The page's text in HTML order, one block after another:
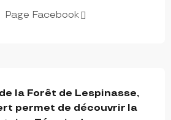
Page Facebook
la Forêt de Lespinasse,
permet de découvrir la